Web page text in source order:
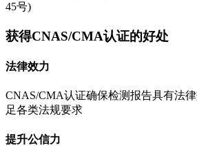
45号)
获得CNAS/CMA认证的好处
法律效力
CNAS/CMA认证确保检测报告具有法
足各类法规要求
提升公信力